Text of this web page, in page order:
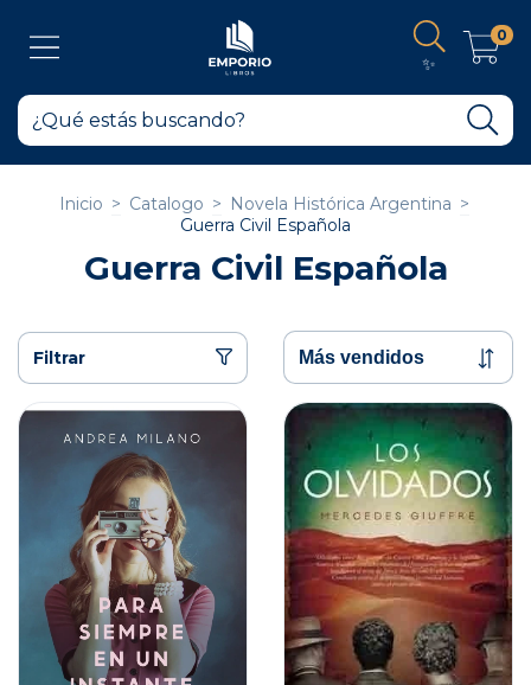
✨
0
Inicio > Catalogo > Novela Histórica Argentina >
Guerra Civil Española
Guerra Civil Española
Filtrar